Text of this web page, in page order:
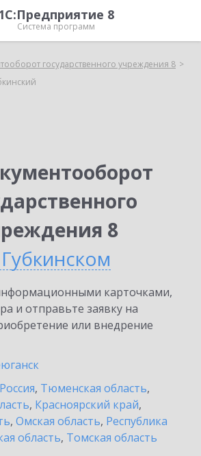
8
Система программ
государственного учреждения 8
8
карточками,
и отправьте заявку на
или внедрение
Россия, Тюменская область,
, Красноярский край,
, Омская область, Республика
область, Томская область